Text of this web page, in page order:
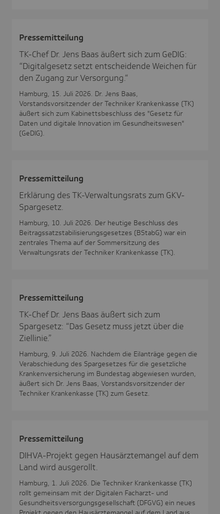
Pres­se­mit­tei­lung
TK-Chef Dr. Jens Baas äußert sich zum GeDIG:
“Digitalgesetz setzt entscheidende Weichen für
den Zugang zur Versorgung.“
Hamburg, 15. Juli 2026. Dr. Jens Baas,
Vorstandsvorsitzender der Techniker Krankenkasse (TK)
äußert sich zum Kabinettsbeschluss des "Gesetz für
Daten und digitale Innovation im Gesundheitswesen"
(GeDIG).
Pres­se­mit­tei­lung
Erklärung des TK-Verwaltungsrats zum GKV-
Spargesetz.
Hamburg, 10. Juli 2026. Der heutige Beschluss des
Beitragssatzstabilisierungsgesetzes (BStabG) war ein
zentrales Thema auf der Sommersitzung des
Verwaltungsrats der Techniker Krankenkasse (TK).
Pres­se­mit­tei­lung
TK-Chef Dr. Jens Baas äußert sich zum
Spargesetz: “Das Gesetz muss jetzt über die
Ziellinie.”
Hamburg, 9. Juli 2026. Nachdem die Eilanträge gegen die
Verabschiedung des Spargesetzes für die gesetzliche
Krankenversicherung im Bundestag abgewiesen wurden,
äußert sich Dr. Jens Baas, Vorstandsvorsitzender der
Techniker Krankenkasse (TK) zum Gesetz.
Pres­se­mit­tei­lung
DIHVA-Projekt gegen Hausärztemangel auf dem
Land wird ausgerollt.
Hamburg, 1. Juli 2026. Die Techniker Krankenkasse (TK)
rollt gemeinsam mit der Digitalen Facharzt- und
Gesundheitsversorgungsgesellschaft (DFGVG) ein neues